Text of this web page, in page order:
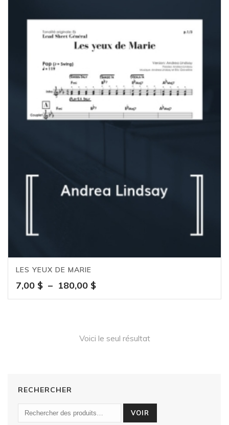
LES YEUX DE MARIE
7,00 $ – 180,00 $Plage
de
180,00 $
Voici le seul résultat
RECHERCHER
VOIR